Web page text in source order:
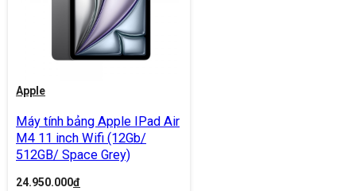
Apple
Máy tính bảng Apple IPad Air
M4 11 inch Wifi (12Gb/
512GB/ Space Grey)
24.950.000đ